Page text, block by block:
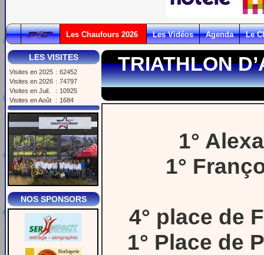
Les Chaufours 2026 Les Vidéos Agenda Le
LES VISITES
Visites en 2025 : 62452
Visites en 2026 : 74797
Visites en Juil.
: 10925
Visites en Août
: 1684
NOS SPONSORS
TRIATHLON
1°
1°
4° place de
1° Place de